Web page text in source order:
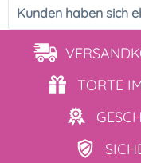
Kunden haben sich
TORTE